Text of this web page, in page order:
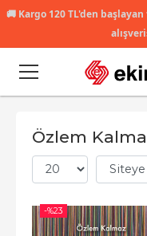
🚚 Kargo 120 TL'den
Özlem
-%23